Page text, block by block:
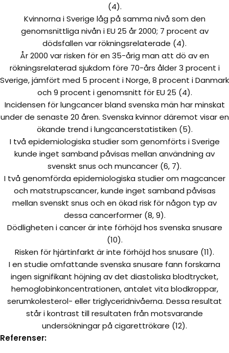
(4).
Kvinnorna i Sverige låg på samma nivå som den
genomsnittliga nivån i EU 25 år 2000; 7 procent av
dödsfallen var rökningsrelaterade (4).
År 2000 var risken för en 35-årig man att dö av en
rökningsrelaterad sjukdom före 70-års ålder 3 procent i
Sverige, jämfört med 5 procent i Norge, 8 procent i Danmark
och 9 procent i genomsnitt för EU 25 (4).
Incidensen för lungcancer bland svenska män har minskat
under de senaste 20 åren. Svenska kvinnor däremot visar en
ökande trend i lungcancerstatistiken (5).
I två epidemiologiska studier som genomförts i Sverige
kunde inget samband påvisas mellan användning av
svenskt snus och muncancer (6, 7).
I två genomförda epidemiologiska studier om magcancer
och matstrupscancer, kunde inget samband påvisas
mellan svenskt snus och en ökad risk för någon typ av
dessa cancerformer (8, 9).
Dödligheten i cancer är inte förhöjd hos svenska snusare
(10).
Risken för hjärtinfarkt är inte förhöjd hos snusare (11).
I en studie omfattande svenska snusare fann forskarna
ingen signifikant höjning av det diastoliska blodtrycket,
hemoglobinkoncentrationen, antalet vita blodkroppar,
serumkolesterol- eller triglyceridnivåerna. Dessa resultat
står i kontrast till resultaten från motsvarande
undersökningar på cigarettrökare (12).
Referenser: